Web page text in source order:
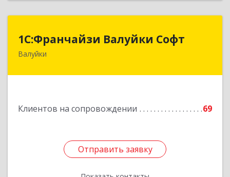
1С:Франчайзи Валуйки Софт
Валуйки
Клиентов на сопровождении 69
Отправить заявку
1С:Франчайзи Валуйки Софт
309996, Белгородская обл, Валуйки г, Горького,
Отправить заявку